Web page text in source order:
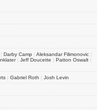
| Darby Camp | Aleksandar Filimonovic |
| Jeff Doucette | Patton Oswalt |
| Gabriel Roth | Josh Levin